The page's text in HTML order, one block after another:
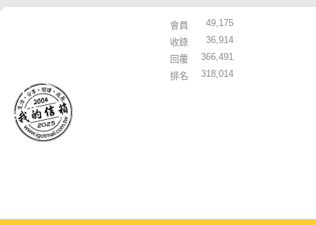
會員
49,175
收錄
36,914
回覆
366,491
排名
318,014